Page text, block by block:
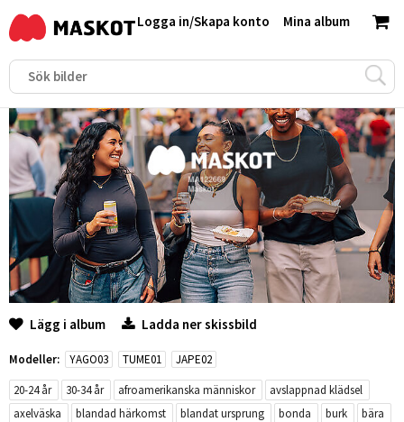
Mina album
Logga in/Skapa konto
Lägg i album Ladda ner skissbild
Modeller: YAGO03 TUME01
JAPE02
20-24 år
30-34 år afroamerikanska människor
avslappnad klädsel
axelväska
blandad härkomst blandat ursprung bonda burk
bära